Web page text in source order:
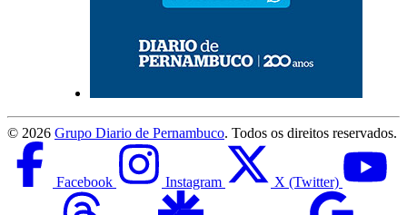
© 2026 Grupo Diario de Pernambuco. Todos os direitos reservados.
Facebook Instagram X (Twitter)